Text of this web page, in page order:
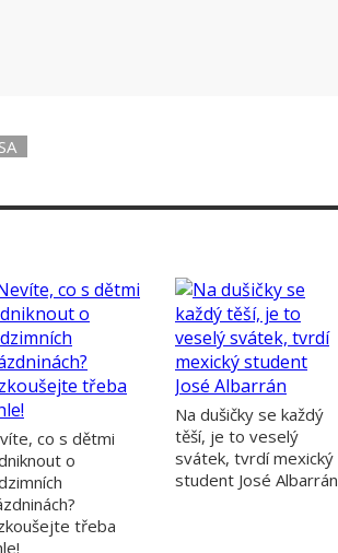
co s dětmi
o
třeba
Na dušičky se každý
těší, je to veselý
svátek, tvrdí mexický
student José Albarrán